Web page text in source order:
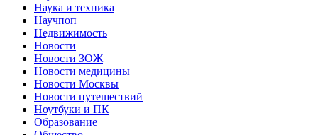
Наука и техника
Научпоп
Недвижимость
Новости
Новости ЗОЖ
Новости медицины
Новости Москвы
Новости путешествий
Ноутбуки и ПК
Образование